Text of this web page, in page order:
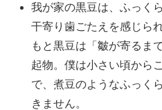
我が家の黒豆は、ふっく
干寄り歯ごたえを感じら
もと黒豆は「皺が寄るま
起物。僕は小さい頃から
で、煮豆のようなふっく
きません。